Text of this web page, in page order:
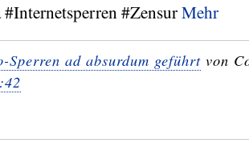
#Internetsperren #ZensurMehr
Sperren ad absurdum geführt von